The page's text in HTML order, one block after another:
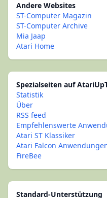
Andere Websites
ST-Computer Magazin
ST-Computer Archive
Mia Jaap
Atari Home
Spezialseiten auf
Statistik
Über
RSS feed
Empfehlenswerte
Atari ST Klassiker
Atari Falcon
FireBee
Standard-Unterstützung